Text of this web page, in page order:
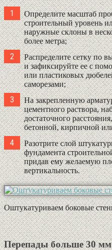
Определите масштаб
строительный уровень
наружные склоны в
более метра;
Распределите сетку по
и зафиксируйте ее с
или пластиковых
саморезами;
На закрепленную
цементного раствора,
достаточного
бетонной, кирпичной
Разотрите слой
фундамента
придав ему желаемую
вертикальность.
Оштукатуриваем боковые
Перепады больше 30 мм